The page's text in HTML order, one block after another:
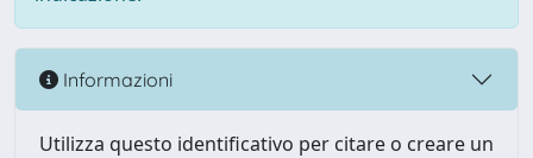
Informazioni
Utilizza questo identificativo per citare o creare un